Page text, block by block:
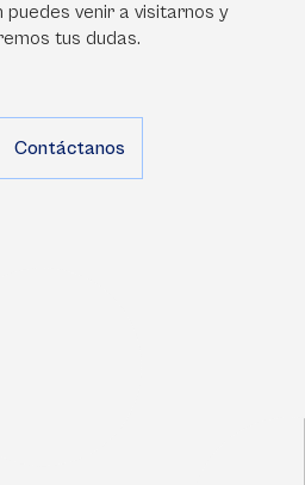
puedes venir a visitarnos y
tus dudas.
Contáctanos